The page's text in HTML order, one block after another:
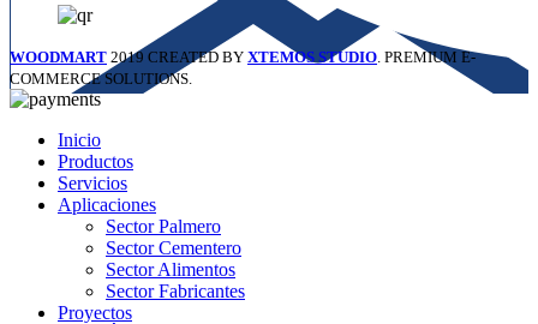
WOODMART 2019 CREATED BY XTEMOS STUDIO . PREMIUM E-
COMMERCE SOLUTIONS.
Inicio
Productos
Servicios
Aplicaciones
Sector Palmero
Sector Cementero
Sector Alimentos
Sector Fabricantes
Proyectos